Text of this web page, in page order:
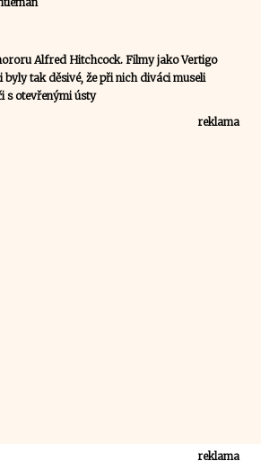
Alfred Hitchcock. Filmy jako Vertigo
byly tak děsivé, že při nich diváci museli
s otevřenými ústy
reklama
reklama